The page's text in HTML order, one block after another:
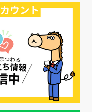
ーチャリング
#カジュアル面談
#採用代行
カル就活
間採用計画